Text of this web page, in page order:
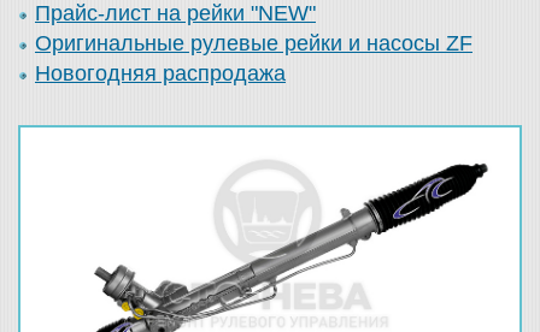
Прайс-лист на рейки "NEW"
Оригинальные рулевые рейки и насосы ZF
Новогодняя распродажа